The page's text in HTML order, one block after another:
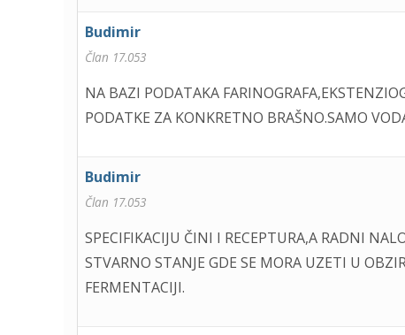
Budimir
Član 17.053
NA BAZI PODATAKA
PODATKE ZA KONKRETNO BRAŠNO.SAMO
Budimir
Član 17.053
SPECIFIKACIJU ČINI I RECEPTURA,A RADNI
STVARNO STANJE GDE SE MORA UZETI U
FERMENTACIJI.